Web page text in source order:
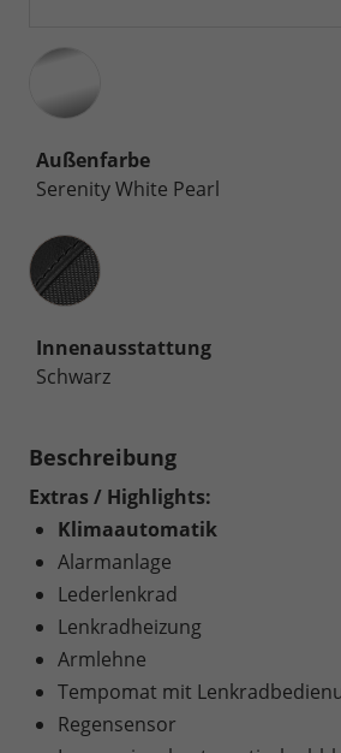
Außenfarbe
Serenity White Pearl
Innenausstattung
Innenausstattung
Schwarz
Beschreibung
Extras / Highlights:
Klimaautomatik
Alarmanlage
Lederlenkrad
Lenkradheizung
Armlehne
Tempomat mit
Regensensor